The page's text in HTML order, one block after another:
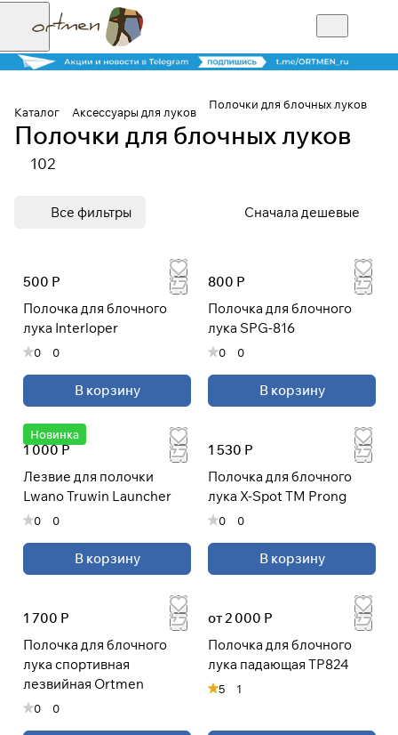
Каталог Аксессуары для луков
Полочки для блочных луков
Полочки для блочных луков
102
Все фильтры Сначала дешевые
500 Р
Полочка для блочного
лука Interloper
0 0
В корзину
800 Р
Полочка для блочного
лука SPG-816
0 0
В корзину
Новинка
1 000 Р
Лезвие для полочки
Lwano Truwin Launcher
0 0
В корзину
1 530 Р
Полочка для блочного
лука X-Spot TM Prong
0 0
В корзину
1 700 Р
Полочка для блочного
лука спортивная
лезвийная Ortmen
0 0
от 2 000 Р
Полочка для блочного
лука падающая TP824
5 1
Для клиентов всех банков
оплату на части
25%
в корзину
При оформлении заказа
выберите метод оплаты
Оплачивайте сегодня только
выбранный способом
Оставшиеся
% будут
списываться
с вашей карты
по25% каждые 2 недели